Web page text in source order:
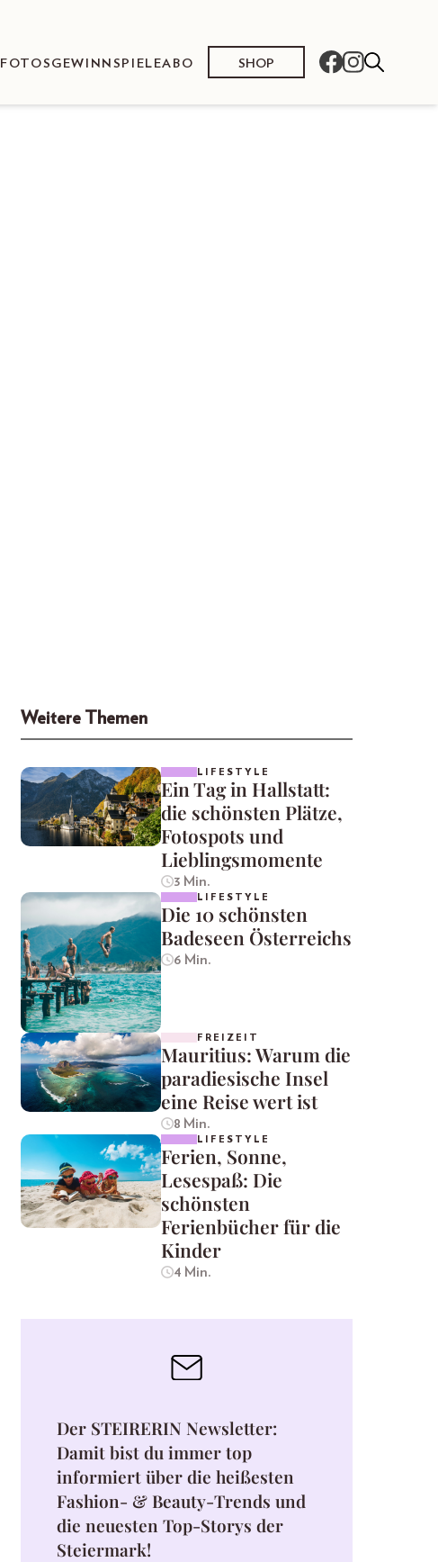
FOTOS GEWINNSPIELEABO SHOP
Weitere Themen
LIFESTYLE
Ein Tag in Hallstatt:
die schönsten Plätze,
Fotospots und
Lieblingsmomente
3 Min.
LIFESTYLE
Die 10 schönsten
Badeseen Österreichs
6 Min.
FREIZEIT
Mauritius: Warum die
paradiesische Insel
eine Reise wert ist
8 Min.
LIFESTYLE
Ferien, Sonne,
Lesespaß: Die
schönsten
Ferienbücher für die
Kinder
4 Min.
Der STEIRERIN Newsletter:
Damit bist du immer top
informiert über die heißesten
Fashion- & Beauty-Trends und
die neuesten Top-Storys der
Steiermark!